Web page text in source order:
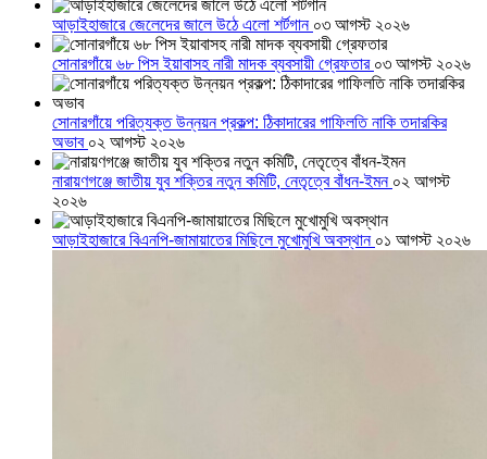
আড়াইহাজারে জেলেদের জালে উঠে এলো শর্টগান ০৩ আগস্ট ২০২৬
সোনারগাঁয়ে ৬৮ পিস ইয়াবাসহ নারী মাদক ব্যবসায়ী গ্রেফতার ০৩ আগস্ট ২০২৬
সোনারগাঁয়ে পরিত্যক্ত উন্নয়ন প্রকল্প: ঠিকাদারের গাফিলতি নাকি তদারকির
অভাব ০২ আগস্ট ২০২৬
নারায়ণগঞ্জে জাতীয় যুব শক্তির নতুন কমিটি, নেতৃত্বে বাঁধন-ইমন ০২ আগস্ট
২০২৬
আড়াইহাজারে বিএনপি-জামায়াতের মিছিলে মুখোমুখি অবস্থান ০১ আগস্ট ২০২৬